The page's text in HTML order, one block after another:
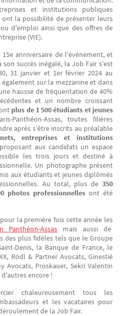
et institutions publiques
ont la possibilité de présenter leurs
d'emploi ainsi que des offres de
(VIE).
anniversaire de l'événement, et
succès inégalé, la Job Fair s’est
31 janvier et 1er février 2024 au
sur la mezzanine et dans
hausse de fréquentation de 40%
et un nombre croissant
plus de 1 500 étudiants et jeunes
Panthéon-Assas, toutes filières
après s’être inscrits au préalable
entreprises et institutions
aux candidats un espace
les trois jours et destiné à
Un photographe présent
aux étudiants et jeunes diplômés
Au total, plus de 350
photos professionnelles ont été
la première fois cette année les
Panthéon-Assas mais aussi de
des plus fidèles tels que le Groupe
Denis, la Banque de France, le
Rödl & Partner Avocats, Ginestié
Avocats, Proskauer, Sekri Valentin
encore !
chaleureusement tous les
et les vacataires pour
de la Job Fair.